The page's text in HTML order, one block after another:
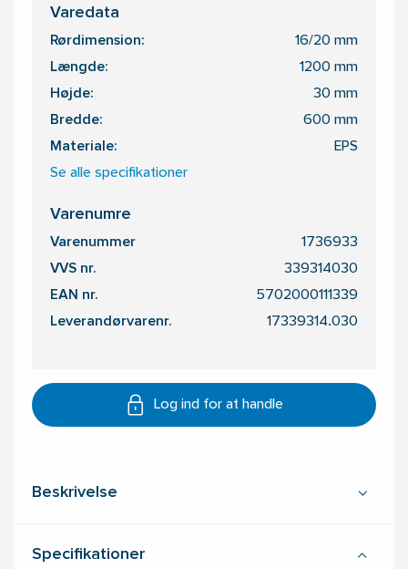
Varedata
Rørdimension: 16/20 mm
Længde: 1200 mm
Højde: 30 mm
Bredde: 600 mm
Materiale: EPS
Se alle specifikationer
Varenumre
Varenummer 1736933
VVS nr. 339314030
EAN nr. 5702000111339
Leverandørvarenr. 17339314.030
Log ind for at handle
Beskrivelse
Specifikationer